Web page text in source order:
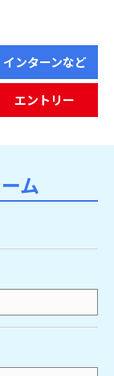
インターンなど
エントリー
ム